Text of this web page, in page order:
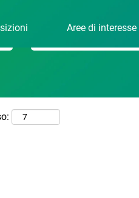
Aree di interesse
Cerca per località